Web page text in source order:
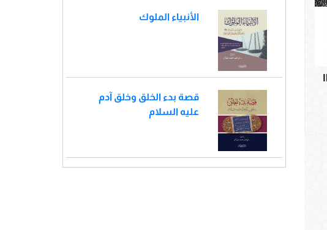
الأنبياء الملوك
قصة بدء الخلق وخلق آدم
عليه السلام